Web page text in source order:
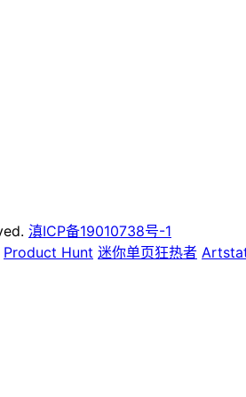
滇ICP备19010738号-1
Product Hunt 迷你单页狂热者